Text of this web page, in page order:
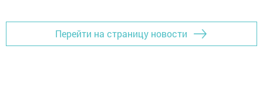
Перейти на страницу новости